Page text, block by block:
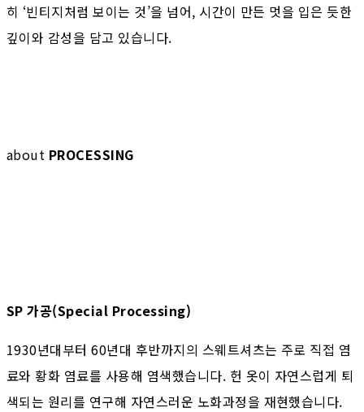
히 ‘빈티지처럼 보이는 것’을 넘어, 시간이 만든 멋을 입은 듯한
깊이와 감성을 담고 있습니다.
about PROCESSING
SP 가공(Special Processing)
1930년대부터 60년대 후반까지의 스웨트셔츠는 주로 직접 염
료와 황화 염료를 사용해 염색했습니다. 헌 옷이 자연스럽게 퇴
색되는 원리를 연구해 자연스러운 노화과정을 재현했습니다.